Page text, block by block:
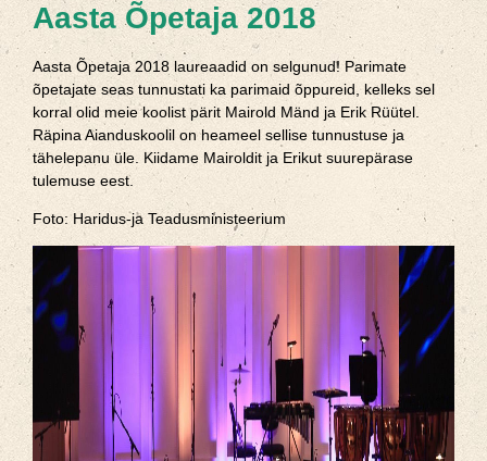
Aasta Õpetaja 2018
Aasta Õpetaja 2018 laureaadid on selgunud! Parimate
õpetajate seas tunnustati ka parimaid õppureid, kelleks sel
korral olid meie koolist pärit Mairold Mänd ja Erik Rüütel.
Räpina Aianduskoolil on heameel sellise tunnustuse ja
tähelepanu üle. Kiidame Mairoldit ja Erikut suurepärase
tulemuse eest.
Foto: Haridus-ja Teadusministeerium